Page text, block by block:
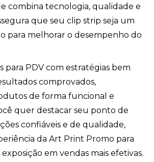
combina tecnologia, qualidade e
que seu clip strip seja um
para melhorar o desempenho do
para PDV com estratégias bem
comprovados,
de forma funcional e
quer destacar seu ponto de
confiáveis e de qualidade,
da Art Print Promo para
em vendas mais efetivas.